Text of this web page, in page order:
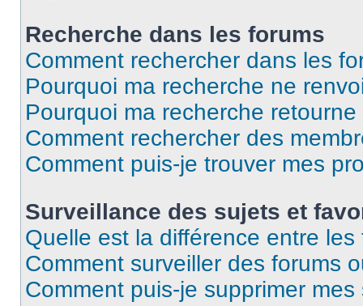
Recherche dans les forums
Comment rechercher dans les
Pourquoi ma recherche ne
Pourquoi ma recherche
Comment rechercher des
Comment puis-je trouver mes
Surveillance des sujets et
Quelle est la différence entre
Comment surveiller des forums
Comment puis-je supprimer